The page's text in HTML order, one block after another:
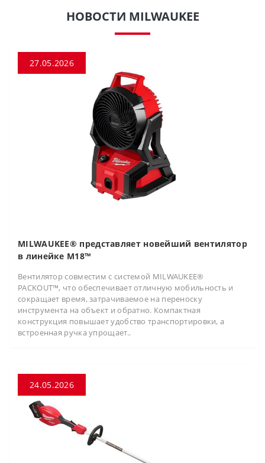
НОВОСТИ MILWAUKEE
27.05.2026
MILWAUKEE® представляет новейший вентилятор
в линейке M18™
Вентилятор совместим с системой MILWAUKEE®
PACKOUT™, что обеспечивает отличную мобильность и
сокращает время, затрачиваемое на переноску
инструмента на объект и обратно. Компактная
конструкция повышает удобство транспортировки, а
встроенная ручка упрощает..
24.05.2026